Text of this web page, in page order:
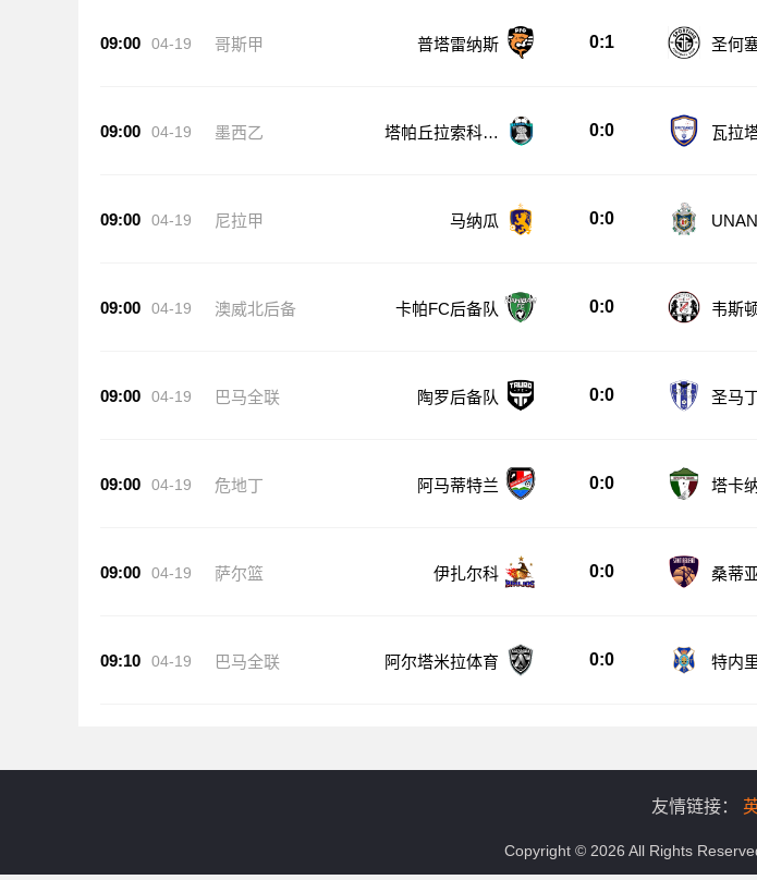
09:00 04-19 哥斯甲 普塔雷纳斯 0:1 圣何
09:00 04-19 墨西乙
塔帕丘拉索科努
0:0 瓦拉
09:00 04-19 尼拉甲 马纳瓜 0:0
09:00 04-19 澳威北后备 卡帕FC后备队 0:0
韦斯
09:00 04-19 巴马全联 陶罗后备队 0:0
圣马
09:00 04-19 危地丁 阿马蒂特兰 0:0 塔卡
09:00 04-19 萨尔篮 伊扎尔科 0:0 桑蒂
09:10 04-19 巴马全联 阿尔塔米拉体育 0:0 特内
友情链接：
Copyright © 2026 All Rights